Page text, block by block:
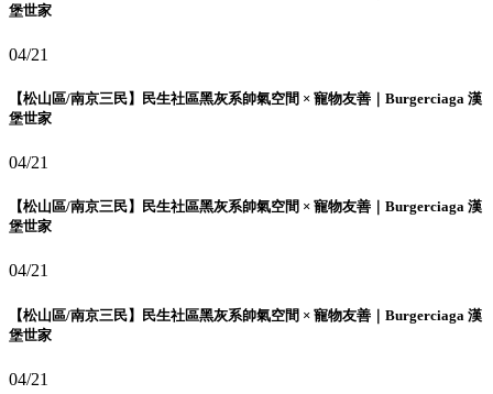
堡世家
04/21
【松山區/南京三民】民生社區黑灰系帥氣空間 × 寵物友善｜Burgerciaga 漢
堡世家
04/21
【松山區/南京三民】民生社區黑灰系帥氣空間 × 寵物友善｜Burgerciaga 漢
堡世家
04/21
【松山區/南京三民】民生社區黑灰系帥氣空間 × 寵物友善｜Burgerciaga 漢
堡世家
04/21